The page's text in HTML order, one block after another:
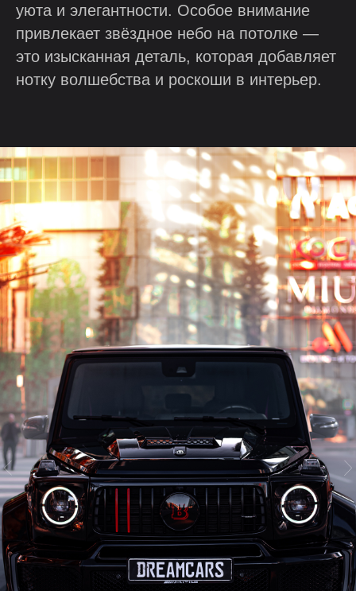
уюта и элегантности. Особое внимание
привлекает звёздное небо на потолке —
это изысканная деталь, которая добавляет
нотку волшебства и роскоши в интерьер.